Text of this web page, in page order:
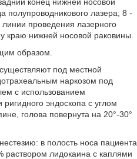
полупроводникового лазера; 8 -
проведения лазерного
краю нижней носовой раковины.
образом.
под местной
наркозом под
с использованием
ригидного эндоскопа с углом
голова повернута на 20°-30°
в полость носа пациента
раствором лидокаина с каплями